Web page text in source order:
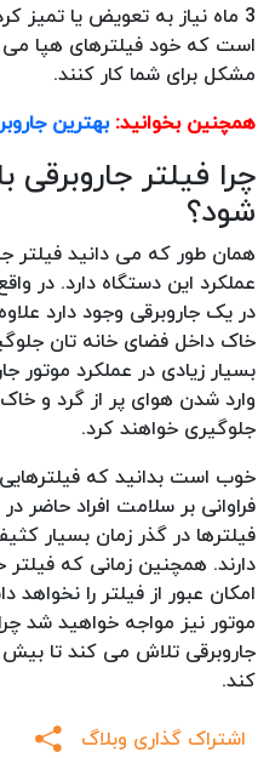
3 ماه نیاز به تعویض یا
مشکل برای شما کار کنند.
همچنین بخوانید: بهترین
چرا فیلتر
شود؟
همان طور که می دانید فیلتر
عملکرد این دستگاه دارد. در
در یک جاروبرقی وجود دارد
خاک داخل فضای خانه تان
بسیار زیادی در عملکرد موتور
وارد شدن هوای پر از گرد و
جلوگیری خواهند کرد.
خوب است بدانید که
فراوانی بر سلامت افراد حاضر
فیلترها در گذر زمان بسیار
دارند. همچنین زمانی که
امکان عبور از فیلتر را
موتور نیز مواجه خواهید شد
جاروبرقی تلاش می کند تا
کند.
اشتراک گذاری وبلاگ